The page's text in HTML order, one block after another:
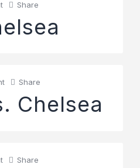
Share
Share
Chelsea
Share